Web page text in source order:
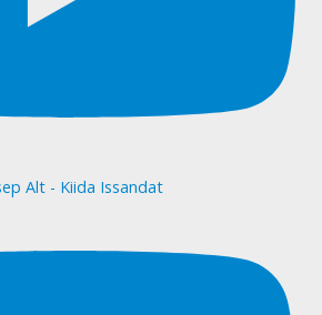
Alt - Kiida Issandat